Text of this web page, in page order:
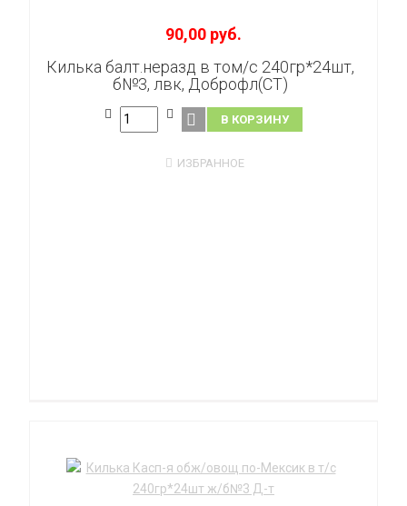
90,00 руб.
Килька балт.неразд в том/с 240гр*24шт,
б№3, лвк, Доброфл(СТ)
В КОРЗИНУ
ИЗБРАННОЕ